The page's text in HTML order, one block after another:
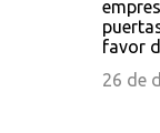
favor
26 de